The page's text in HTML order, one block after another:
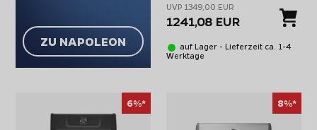
ZU NAPOLEON
inkl. Drehspieß - Modell 2026
UVP 1349,00 EUR
1241,08 EUR
auf Lager - Lieferzeit ca. 1-4
Werktage
6%* 8%*